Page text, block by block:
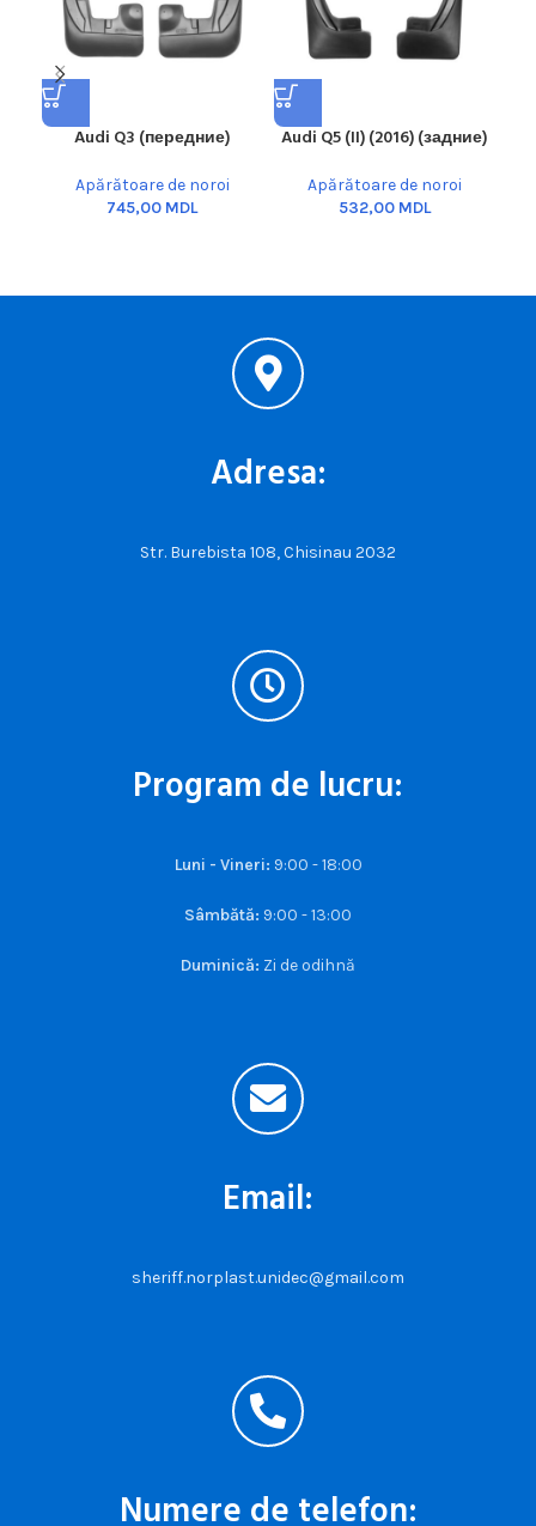
Audi Q3 (передние)
Apărătoare de noroi
MDL
Audi Q5 (II) (2016) (задние)
Apărătoare de noroi
MDL
Adresa:
Str. Burebista 108, Chisinau 2032
Program de lucru:
Luni - Vineri: 9:00 - 18:00
Sâmbătă: 9:00 - 13:00
Duminică: Zi de odihnă
Email:
sheriff.norplast.unidec@gmail.com
Numere de telefon: